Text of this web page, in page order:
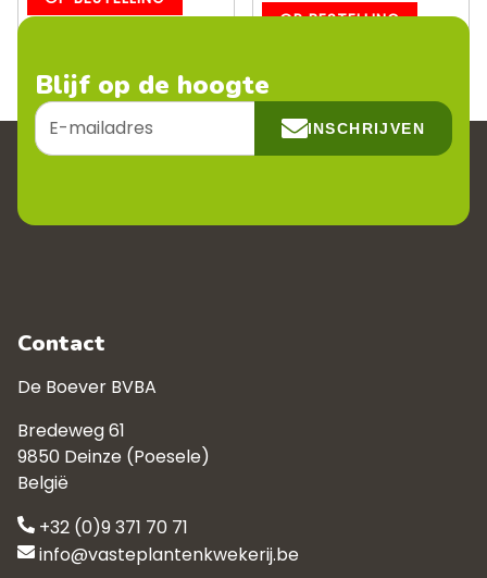
OP BESTELLING
Blijf op de hoogte
E-
mailadres
INSCHRIJVEN
Contact
De Boever BVBA
Bredeweg 61
9850 Deinze (Poesele)
België
+32 (0)9 371 70 71
info@vasteplantenkwekerij.be